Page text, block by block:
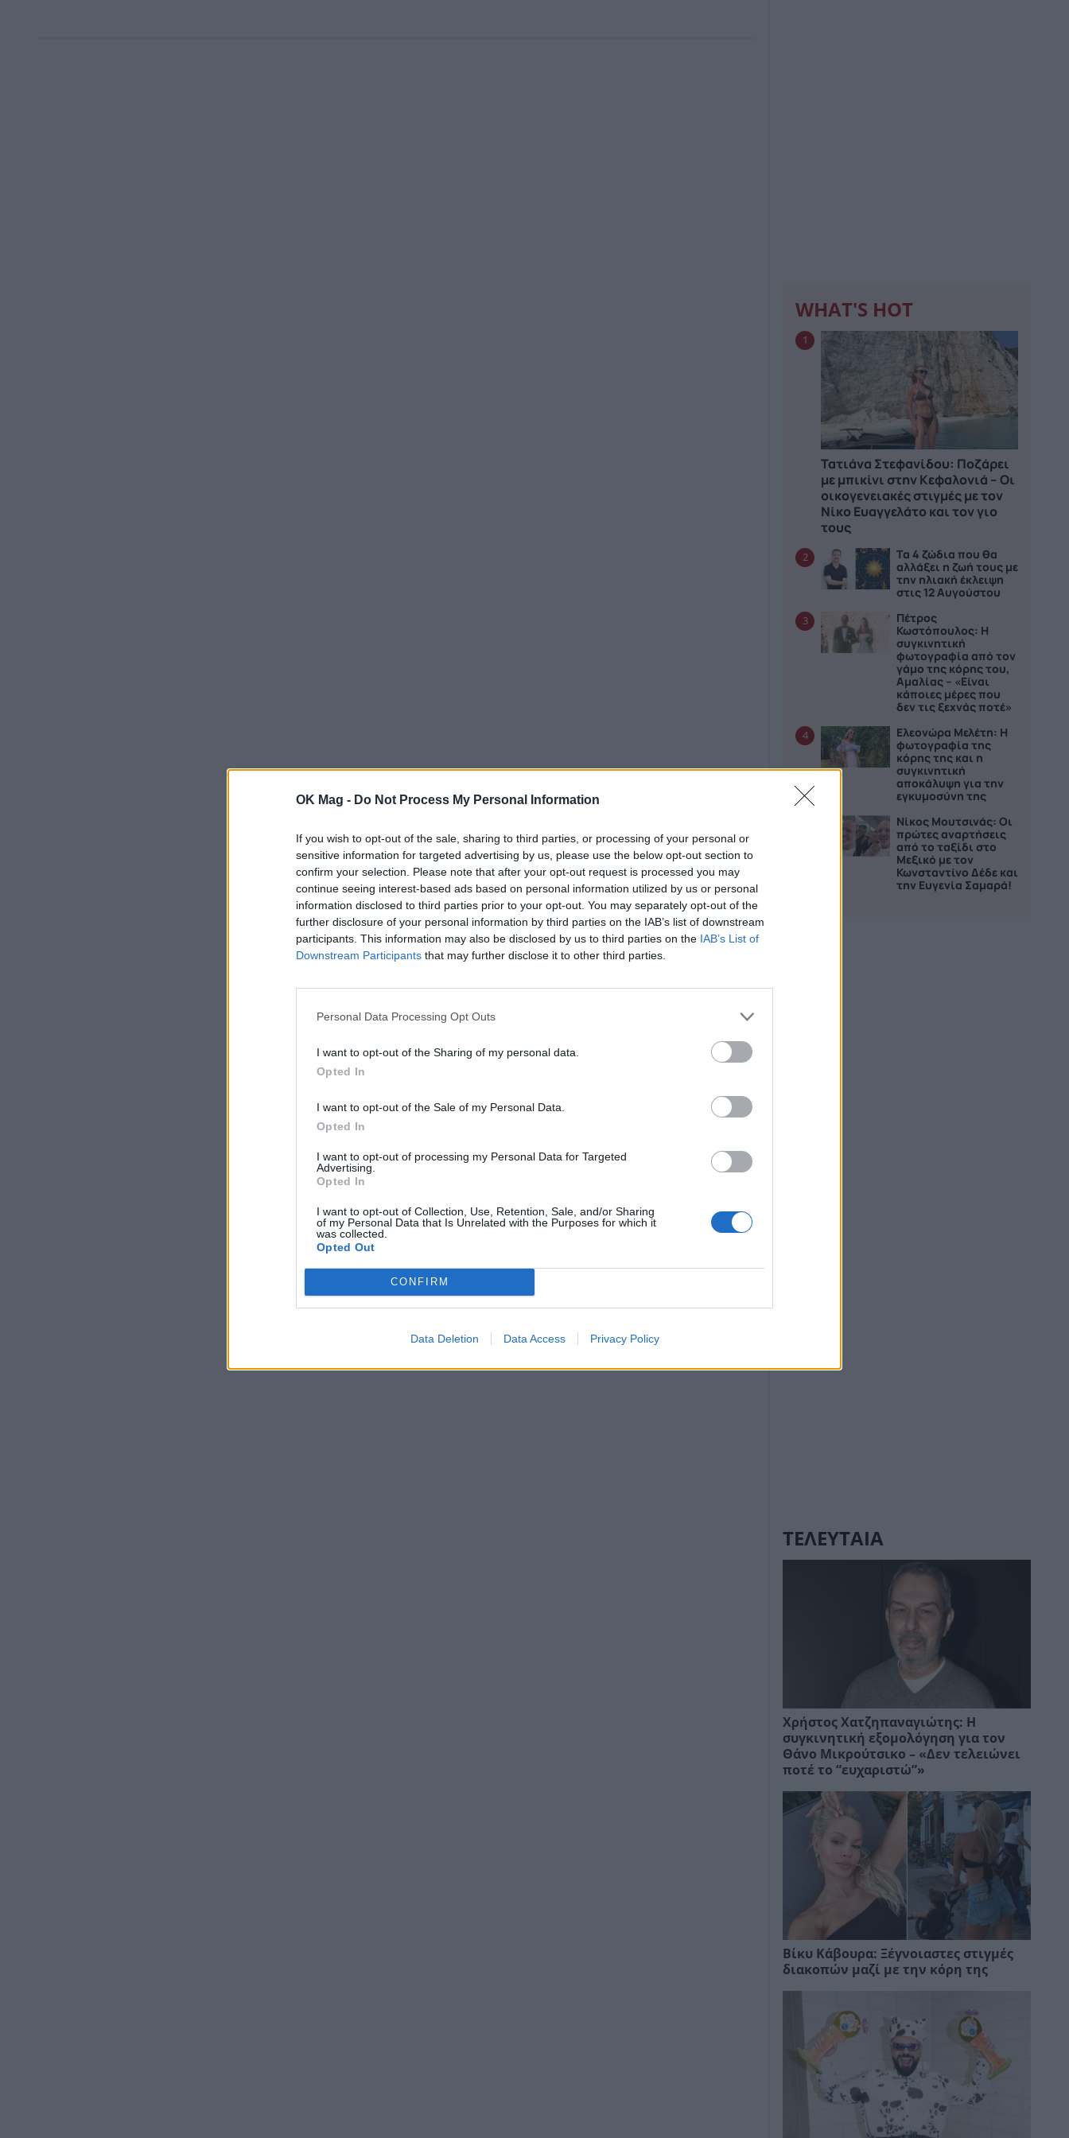
OK Mag - Do Not Process My Personal Information
If you wish to opt-out of the sale, sharing to third parties, or processing of your personal or
sensitive information for targeted advertising by us, please use the below opt-out section to
confirm your selection. Please note that after your opt-out request is processed you may
continue seeing interest-based ads based on personal information utilized by us or personal
information disclosed to third parties prior to your opt-out. You may separately opt-out of the
further disclosure of your personal information by third parties on the IAB’s list of downstream
participants. This information may also be disclosed by us to third parties on the IAB’s List of
Downstream Participants that may further disclose it to other third parties.
Personal Data Processing Opt Outs
I want to opt-out of the Sharing of my personal data.
Opted In
I want to opt-out of the Sale of my Personal Data.
Opted In
I want to opt-out of processing my Personal Data for Targeted
Advertising.
Opted In
I want to opt-out of Collection, Use, Retention, Sale, and/or Sharing
of my Personal Data that Is Unrelated with the Purposes for which it
was collected.
Opted Out
CONFIRM
Data Deletion Data Access Privacy Policy
WHAT'S HOT
1
Τατιάνα Στεφανίδου: Ποζάρει
με μπικίνι στην Κεφαλονιά – Οι
οικογενειακές στιγμές με τον
Νίκο Ευαγγελάτο και τον γιο
τους
2
Τα 4 ζώδια που θα
αλλάξει η ζωή τους με
την ηλιακή έκλειψη
στις 12 Αυγούστου
3
Πέτρος
Κωστόπουλος: Η
συγκινητική
φωτογραφία από τον
γάμο της κόρης του,
Αμαλίας – «Είναι
κάποιες μέρες που
δεν τις ξεχνάς ποτέ»
4
Ελεονώρα Μελέτη: Η
φωτογραφία της
κόρης της και η
συγκινητική
αποκάλυψη για την
εγκυμοσύνη της
Νίκος Μουτσινάς: Οι
πρώτες αναρτήσεις
από το ταξίδι στο
Μεξικό με τον
Κωνσταντίνο Δέδε και
την Ευγενία Σαμαρά!
ΤΕΛΕΥΤΑΙΑ
Χρήστος Χατζηπαναγιώτης: Η
συγκινητική εξομολόγηση για τον
Θάνο Μικρούτσικο – «Δεν τελειώνει
ποτέ το “ευχαριστώ”»
Βίκυ Κάβουρα: Ξέγνοιαστες στιγμές
διακοπών μαζί με την κόρη της